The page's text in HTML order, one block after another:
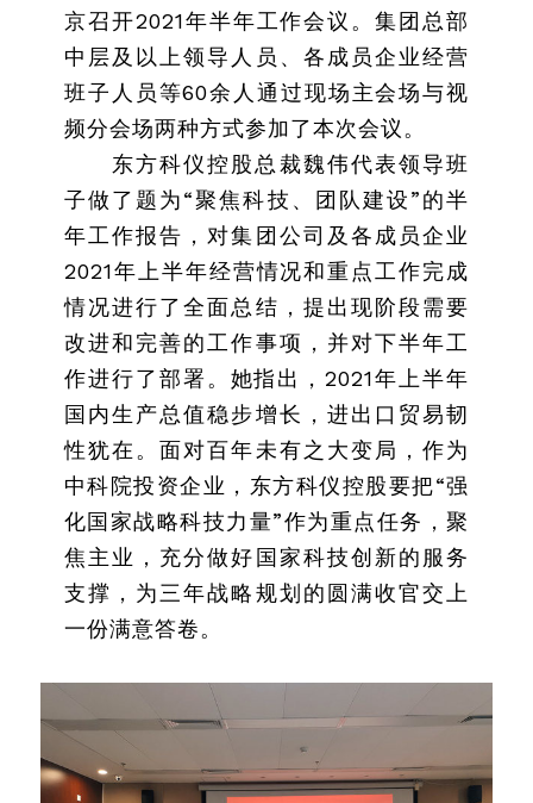
京召开2021年半年工作会议。集团总部
中层及以上领导人员、各成员企业经营
班子人员等60余人通过现场主会场与视
频分会场两种方式参加了本次会议。
东方科仪控股总裁魏伟代表领导班
子做了题为“聚焦科技、团队建设”的半
年工作报告，对集团公司及各成员企业
2021年上半年经营情况和重点工作完成
情况进行了全面总结，提出现阶段需要
改进和完善的工作事项，并对下半年工
作进行了部署。她指出，2021年上半年
国内生产总值稳步增长，进出口贸易韧
性犹在。面对百年未有之大变局，作为
中科院投资企业，东方科仪控股要把“强
化国家战略科技力量”作为重点任务，聚
焦主业，充分做好国家科技创新的服务
支撑，为三年战略规划的圆满收官交上
一份满意答卷。